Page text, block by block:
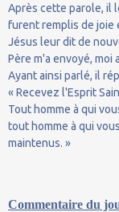
Après cette parole, il
furent remplis de joie
Jésus leur dit de
Père m'a envoyé, moi
Ayant ainsi parlé, il
« Recevez l'Esprit
Tout homme à qui
tout homme à qui
maintenus. »
Commentaire du